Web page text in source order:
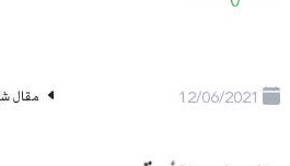
12/06/2021 مقال